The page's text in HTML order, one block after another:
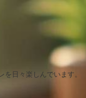
日々楽しんでいます。